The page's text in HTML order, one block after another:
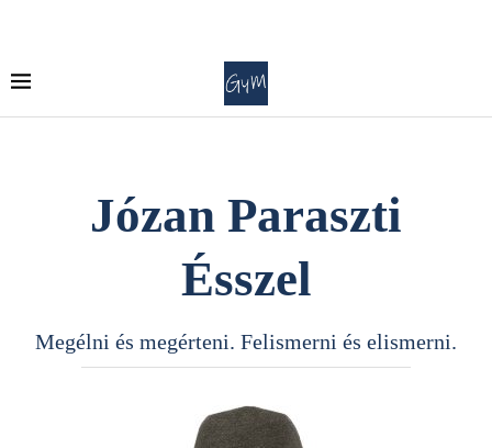
Józan Paraszti
Ésszel
Megélni és megérteni. Felismerni és elismerni.